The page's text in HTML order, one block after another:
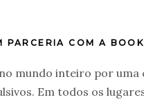
PARCERIA COM A
mundo inteiro por uma
Em todos os